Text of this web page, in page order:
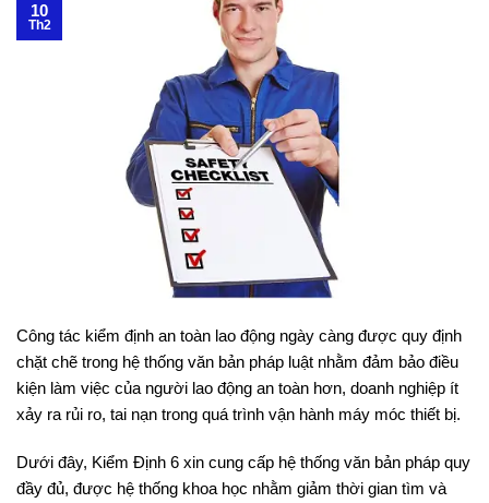
10
Th2
Công tác kiểm định an toàn lao động ngày càng được quy định
chặt chẽ trong hệ thống văn bản pháp luật nhằm đảm bảo điều
kiện làm việc của người lao động an toàn hơn, doanh nghiệp ít
xảy ra rủi ro, tai nạn trong quá trình vận hành máy móc thiết bị.
Dưới đây, Kiểm Định 6 xin cung cấp hệ thống văn bản pháp quy
đầy đủ, được hệ thống khoa học nhằm giảm thời gian tìm và